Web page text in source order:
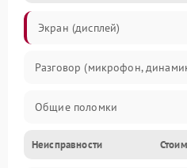
Экран (дисплей)
Разговор (микрофон,
Общие поломки
Проблемы связи
Неисправности